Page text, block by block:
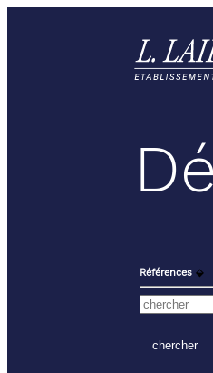
Références ⬙